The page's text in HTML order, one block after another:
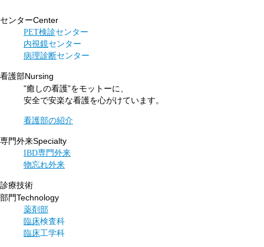
センターCenter
PET検診センター
内視鏡センター
病理診断センター
看護部Nursing
”癒しの看護”をモットーに、
安全で安楽な看護を心がけています。
看護部の紹介
専門外来Specialty
IBD専門外来
物忘れ外来
診療技術
部門Technology
薬剤部
臨床検査科
臨床工学科